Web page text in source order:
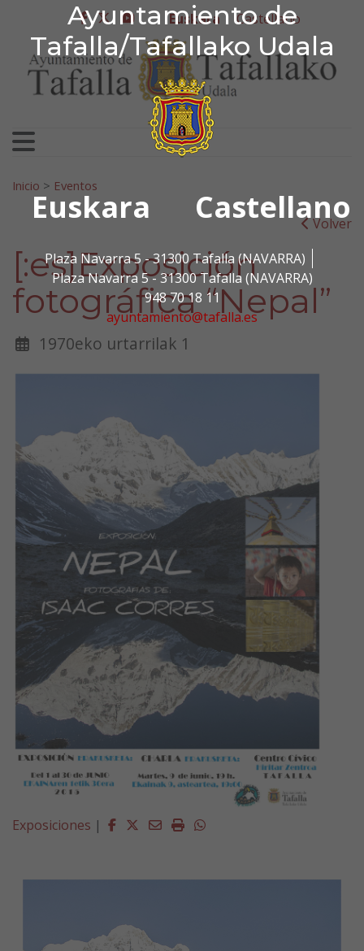
Ayuntamiento de
Tafalla/Tafallako Udala
Euskara Castellano
Plaza Navarra 5 - 31300 Tafalla (NAVARRA)
Plaza Navarra 5 - 31300 Tafalla (NAVARRA)
948 70 18 11
ayuntamiento@tafalla.es
Ir al contenido
Ayuntamiento de
facebook
twitter
youtube
Euskara Castellano
Bilatu:
Inicio > Eventos
Volver
[:es]Exposición
fotográfica “Nepal”
1970eko urtarrilak 1
Exposiciones | Facebook
Twitter
EmailImprimirWhatsapp